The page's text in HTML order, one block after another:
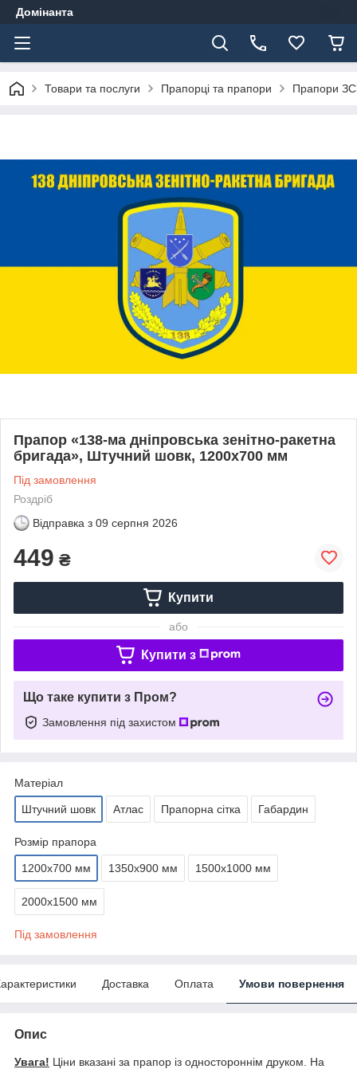
Домінанта
Товари та послуги Прапорці та прапори Прапори
Прапор «138-ма дніпровська зенітно-ракетна
бригада», Штучний шовк, 1200х700 мм
Під замовлення
Роздріб
Відправка з 09 серпня 2026
449 ₴
Купити
або
Купити з
Що таке купити з Пром?
Замовлення під захистом
Матеріал
Штучний шовк Атлас Прапорна сітка Габардин
Розмір прапора
1200х700 мм 1350х900 мм 1500х1000 мм
2000х1500 мм
Під замовлення
Доставка Оплата Умови повернення
Опис
Увага! Ціни вказані за прапор із одностороннім друком. На